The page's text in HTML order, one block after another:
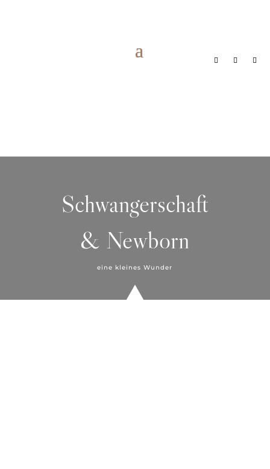
Schwangerschaft
& Newborn
eine kleines Wunder